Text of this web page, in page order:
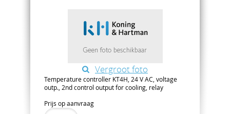
Vergroot foto
Temperature controller KT4H, 24 V AC, voltage
outp., 2nd control output for cooling, relay
Prijs op aanvraag